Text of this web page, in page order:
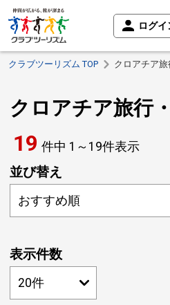
ログイ
クラブツーリズム TOP クロアチア
クロアチア旅行
19 件中 1～ 19件表示
並び替え
表示件数